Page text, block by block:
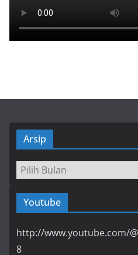
Arsip
Arsip
Youtube
http://www.youtube.com/
8